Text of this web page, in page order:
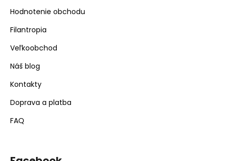
Hodnotenie obchodu
Filantropia
Veľkoobchod
Náš blog
Kontakty
Doprava a platba
FAQ